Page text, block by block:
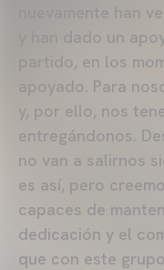
nuevamente han
y han dado un
partido, en los
apoyado. Para
y, por ello, nos
entregándonos.
no van a salirnos
es así, pero
capaces de
dedicación y el
que con este